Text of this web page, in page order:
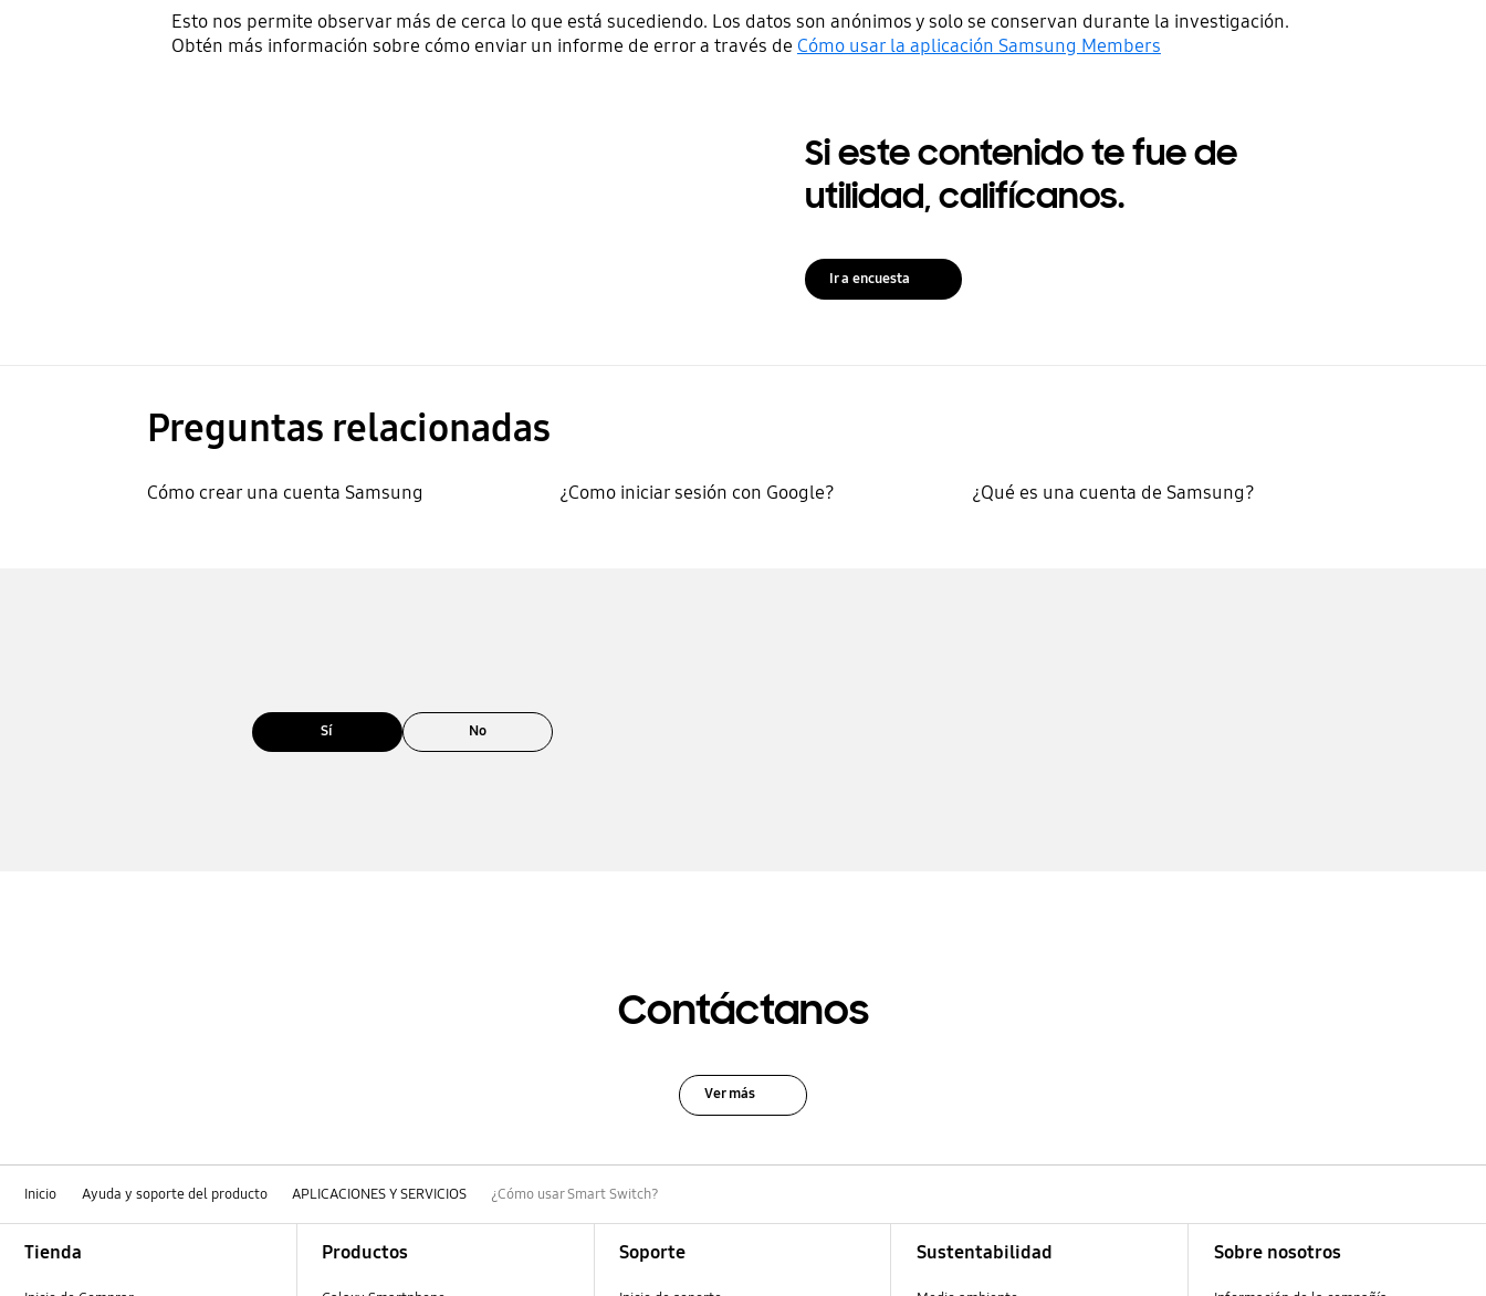
Esto nos permite observar más de cerca lo que está sucediendo. Los datos son anónimos y solo se conservan durante la investigación.
Obtén más información sobre cómo enviar un informe de error a través de Cómo usar la aplicación Samsung Members
Si este contenido te fue de
utilidad, califícanos.
Ir a encuesta
Preguntas relacionadas
Cómo crear una cuenta Samsung ¿Como iniciar sesión con Google? ¿Qué es una cuenta de Samsung?
Sí No
Contáctanos
Ver más
Inicio Ayuda y soporte del producto APLICACIONES Y SERVICIOS ¿Cómo usar Smart Switch?
Tienda Productos Soporte Sustentabilidad Sobre nosotros